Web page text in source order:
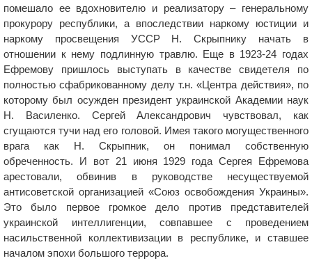
помешало ее вдохновителю и реализатору – генеральному
прокурору республики, а впоследствии наркому юстиции и
наркому просвещения УССР Н. Скрыпнику начать в
отношении к нему подлинную травлю. Еще в 1923-24 годах
Ефремову пришлось выступать в качестве свидетеля по
полностью сфабрикованному делу т.н. «Центра действия», по
которому был осужден президент украинской Академии наук
Н. Василенко. Сергей Александрович чувствовал, как
сгущаются тучи над его головой. Имея такого могущественного
врага как Н. Скрыпник, он понимал собственную
обреченность. И вот 21 июня 1929 года Сергея Ефремова
арестовали, обвинив в руководстве несуществуемой
антисоветской организацией «Союз освобождения Украины».
Это было первое громкое дело против представителей
украинской интеллигенции, совпавшее с проведением
насильственной коллективизации в республике, и ставшее
началом эпохи большого террора.